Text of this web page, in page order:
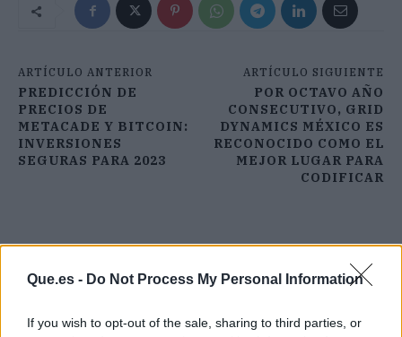
Que.es - Do Not Process My Personal Information
If you wish to opt-out of the sale, sharing to third parties, or
ARTÍCULO ANTERIOR
PREDICCIÓN DE
PRECIOS DE
METACADE Y BITCOIN:
INVERSIONES
SEGURAS PARA 2023
ARTÍCULO SIGUIENTE
POR OCTAVO AÑO
CONSECUTIVO, GRID
DYNAMICS MÉXICO ES
RECONOCIDO COMO EL
MEJOR LUGAR PARA
CODIFICAR